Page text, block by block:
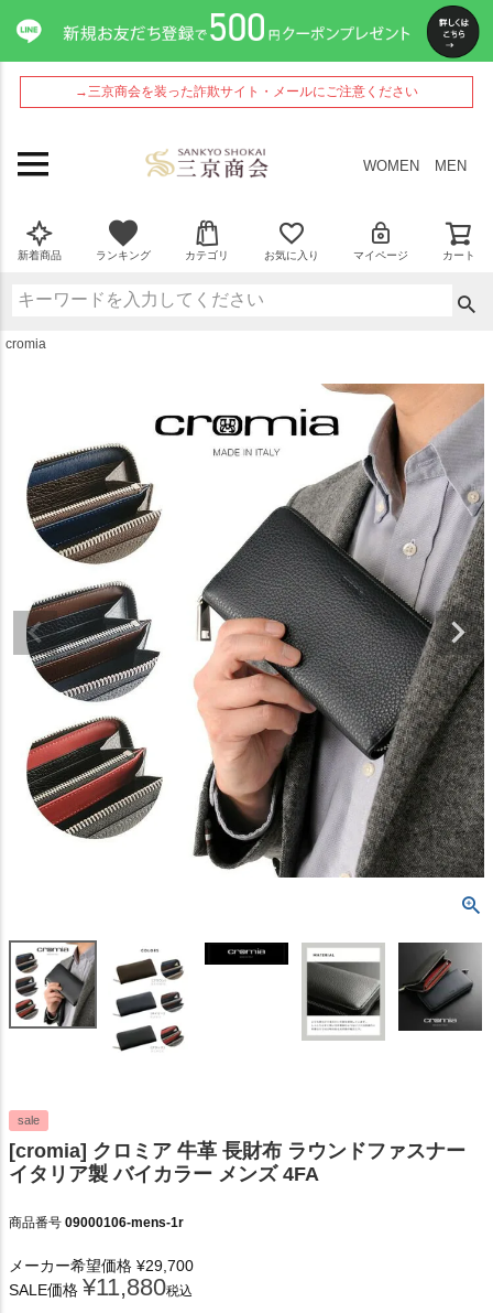
→三京商会を装った詐欺サイト・メールにご注意ください
WOMEN MEN
新着商品 ランキング カテゴリ お気に入り マイページ カート
cromia
sale
[cromia] クロミア 牛革 長財布 ラウンドファスナー
イタリア製 バイカラー メンズ 4FA
商品番号 09000106-mens-1r
メーカー希望価格 ¥29,700
SALE価格 ¥11,880税込
ペー
ジト
ップ
へ